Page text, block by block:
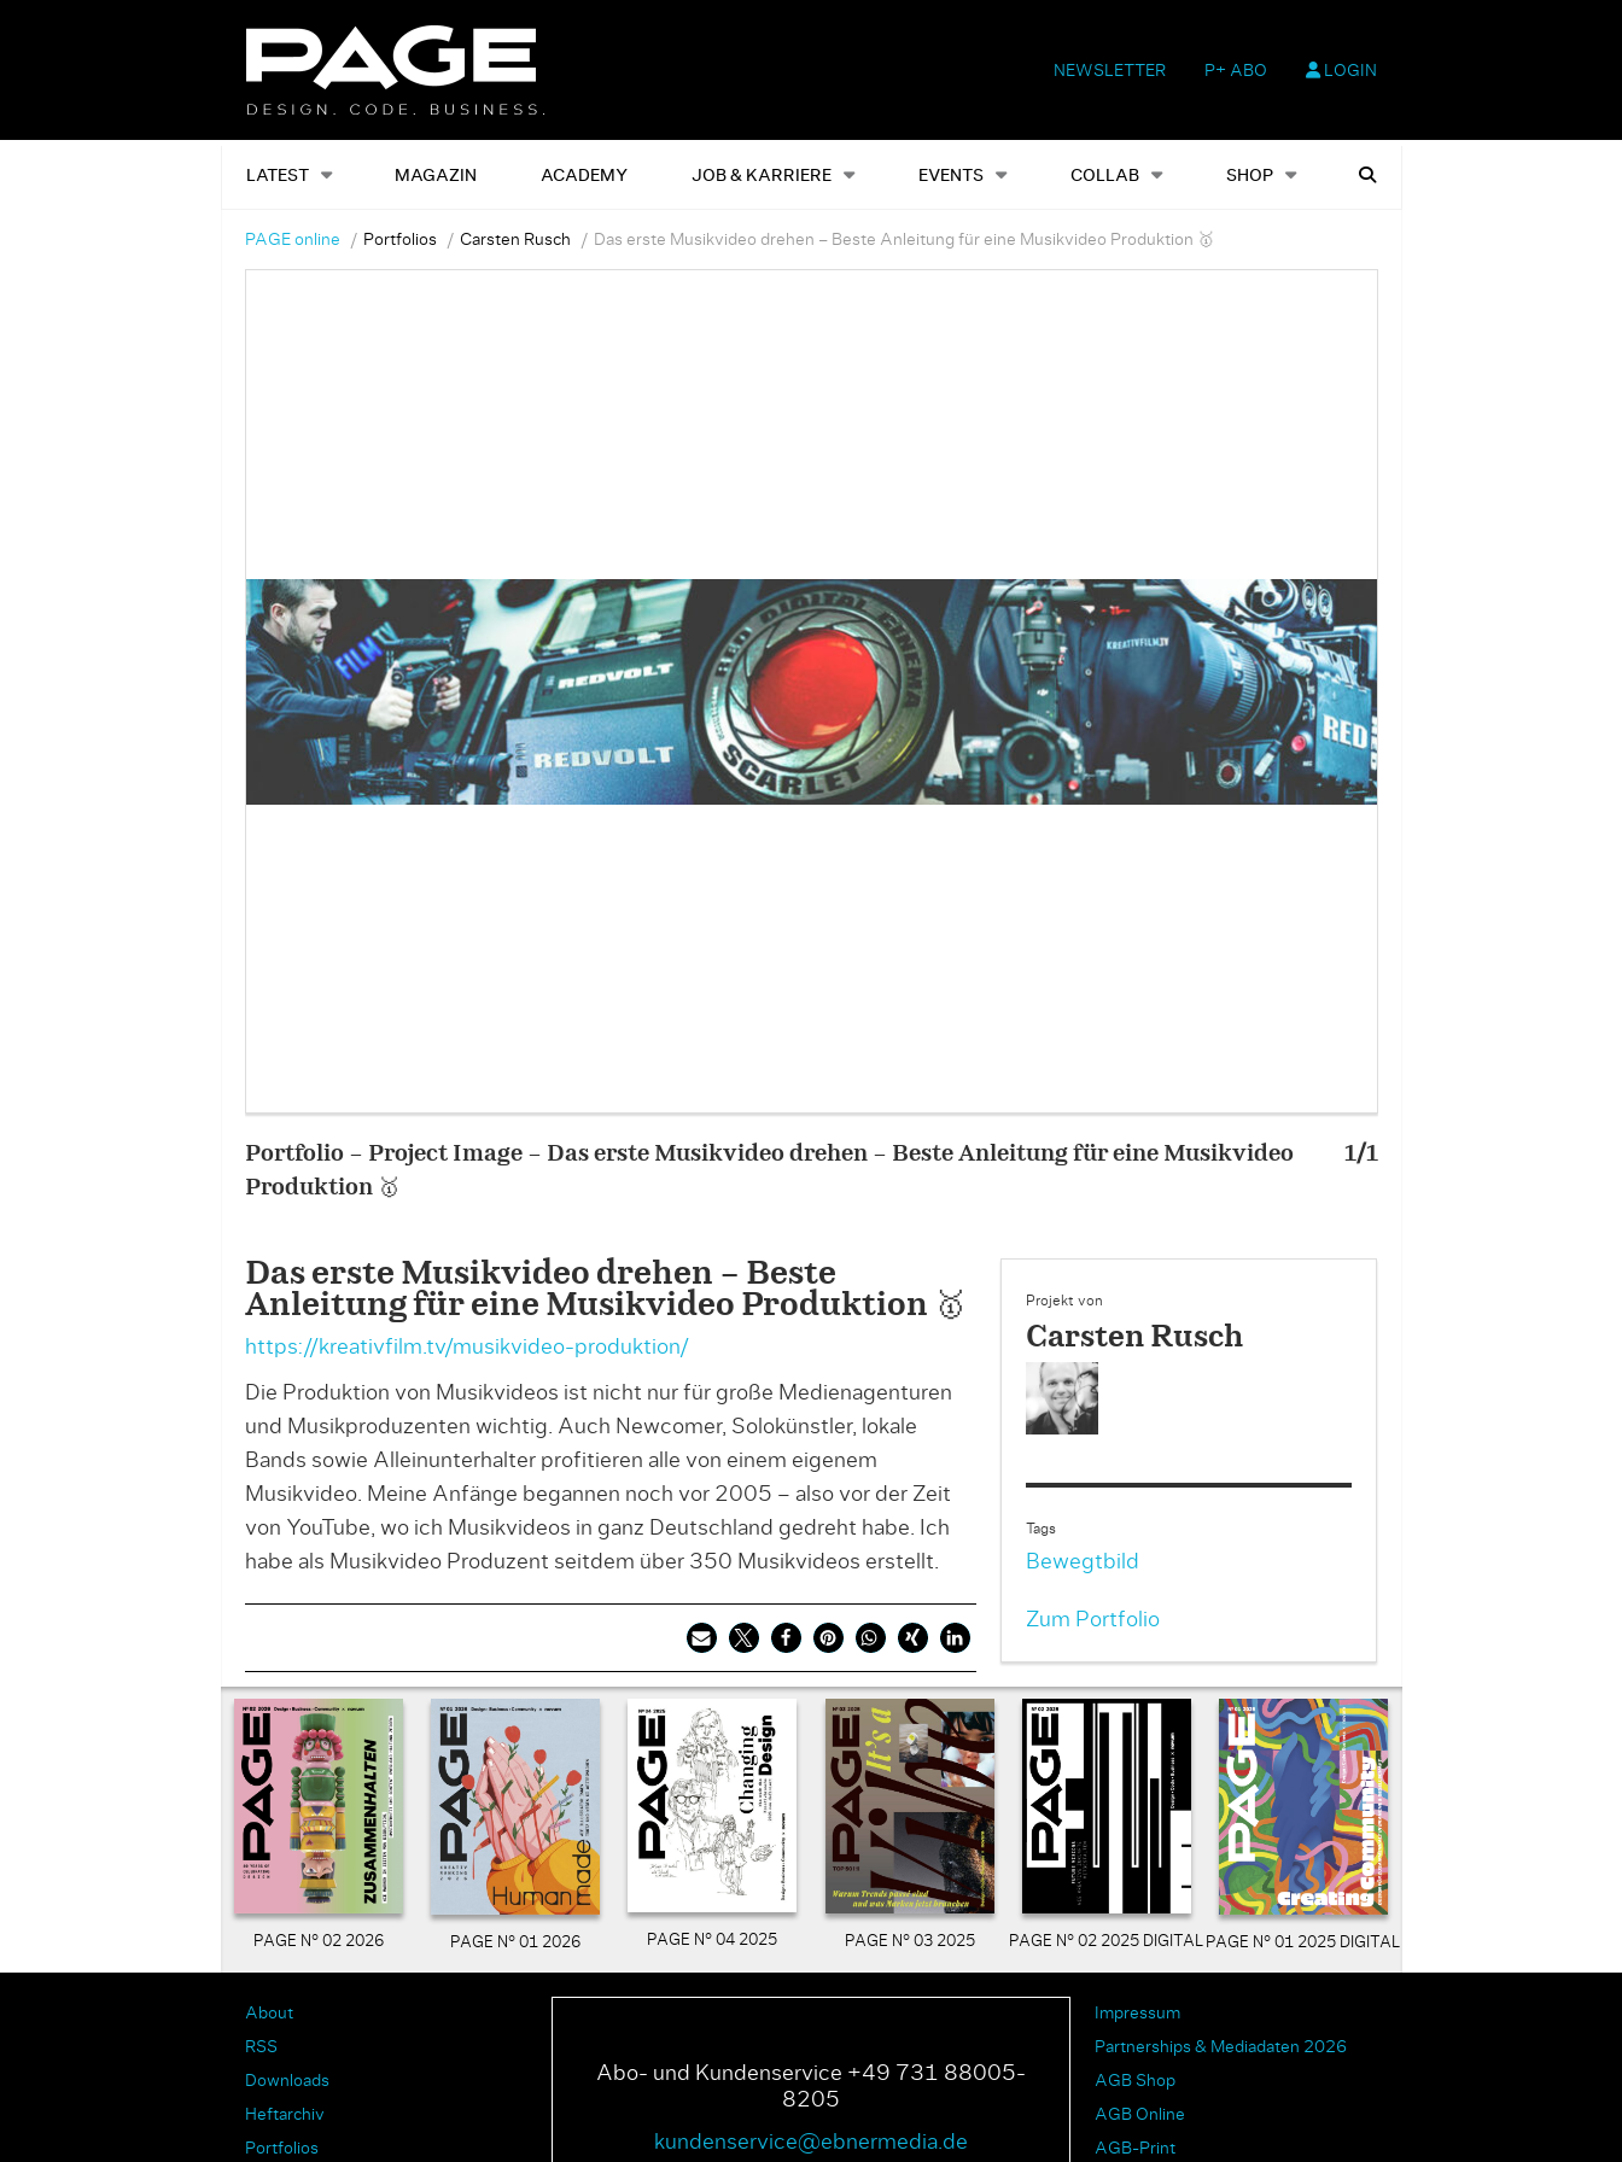
NEWSLETTER P+ ABO LOGIN
LATEST MAGAZIN ACADEMY JOB & KARRIERE EVENTS COLLAB SHOP
Alles Events Shop Heftausgaben Suchen
PAGE online Portfolios Carsten Rusch Das erste Musikvideo drehen – Beste Anleitung für eine Musikvideo Produktion 🥇
Portfolio – Project Image – Das erste Musikvideo drehen – Beste Anleitung für eine Musikvideo
Produktion 🥇
1/1
Das erste Musikvideo drehen – Beste
Anleitung für eine Musikvideo Produktion 🥇
https://kreativfilm.tv/musikvideo-produktion/
Die Produktion von Musikvideos ist nicht nur für große Medienagenturen
und Musikproduzenten wichtig. Auch Newcomer, Solokünstler, lokale
Bands sowie Alleinunterhalter profitieren alle von einem eigenem
Musikvideo. Meine Anfänge begannen noch vor 2005 – also vor der Zeit
von YouTube, wo ich Musikvideos in ganz Deutschland gedreht habe. Ich
habe als Musikvideo Produzent seitdem über 350 Musikvideos erstellt.
Projekt von
Carsten Rusch
Tags
Bewegtbild
Zum Portfolio
PAGE N° 02 2026 PAGE N° 01 2026 PAGE N° 04 2025 PAGE N° 03 2025 PAGE N° 02 2025 DIGITAL PAGE N° 01 2025 DIGITAL
About
RSS
Downloads
Heftarchiv
Portfolios
Abo- und Kundenservice +49 731 88005-
8205
kundenservice@ebnermedia.de
Impressum
Partnerships & Mediadaten 2026
AGB Shop
AGB Online
AGB-Print